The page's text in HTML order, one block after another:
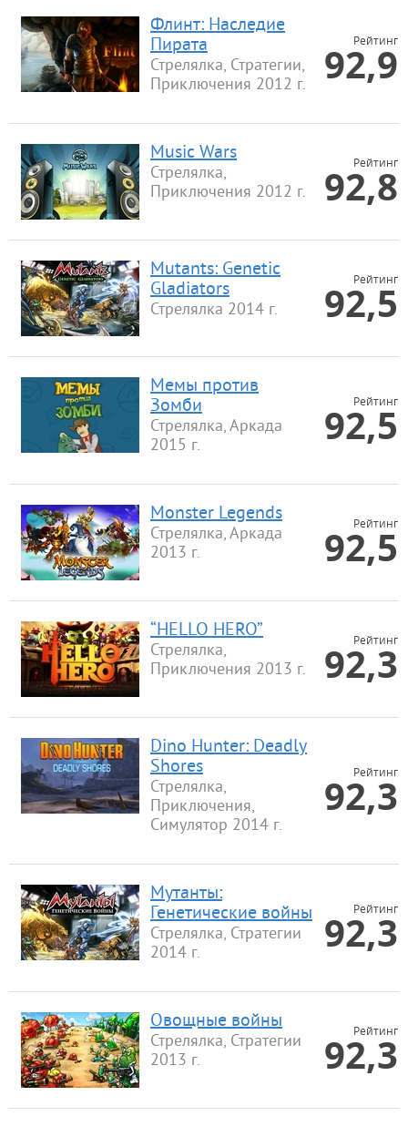
Флинт: Наследие
Пирата
Стрелялка, Стратегии,
Приключения 2012 г.
Рейтинг
92,9
Music Wars
Стрелялка,
Приключения 2012 г.
Рейтинг
92,8
Mutants: Genetic
Gladiators
Стрелялка 2014 г.
Рейтинг
92,5
Мемы против
Зомби
Стрелялка, Аркада
2015 г.
Рейтинг
92,5
Monster Legends
Стрелялка, Аркада
2013 г.
Рейтинг
92,5
“HELLO HERO”
Стрелялка,
Приключения 2013 г.
Рейтинг
92,3
Dino Hunter: Deadly
Shores
Стрелялка,
Приключения,
Симулятор 2014 г.
Рейтинг
92,3
Мутанты:
Генетические войны
Стрелялка, Стратегии
2014 г.
Рейтинг
92,3
Овощные войны
Стрелялка, Стратегии
2013 г.
Рейтинг
92,3